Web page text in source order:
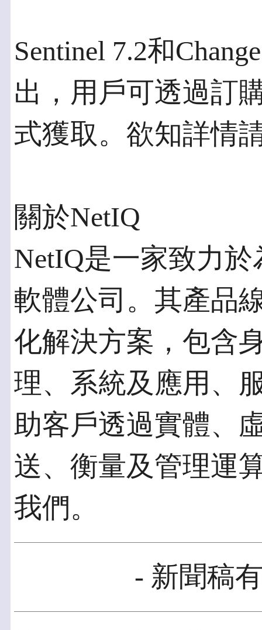
Sentinel 7.2和
出，用戶可透過訂
式獲取。欲知詳情
關於NetIQ
NetIQ是一家致力
軟體公司。其產品
化解決方案，包含
理、系統及應用、
助客戶透過實體、
送、衡量及管理運
我們。
- 新聞稿